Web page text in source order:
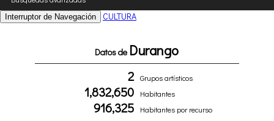
Interruptor de Navegación CULTURA
Datos de Durango
2 Grupos artísticos
1,832,650 Habitantes
916,325 Habitantes por recurso